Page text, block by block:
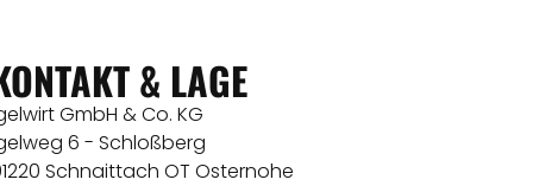
& LAGE
GmbH & Co. KG
6 - Schloßberg
Schnaittach OT Osternohe